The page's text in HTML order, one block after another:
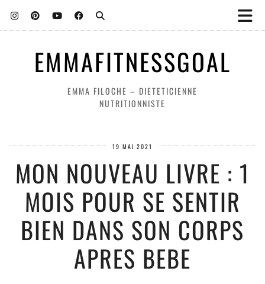
EMMAFITNESSGOAL
EMMA FILOCHE – DIETETICIENNE
NUTRITIONNISTE
19 MAI 2021
MON NOUVEAU LIVRE : 1
MOIS POUR SE SENTIR
BIEN DANS SON CORPS
APRES BEBE